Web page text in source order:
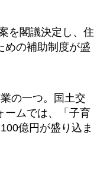
を閣議決定し、住
めの補助制度が盛
の一つ。国土交
ームでは、「子育
億円が盛り込ま